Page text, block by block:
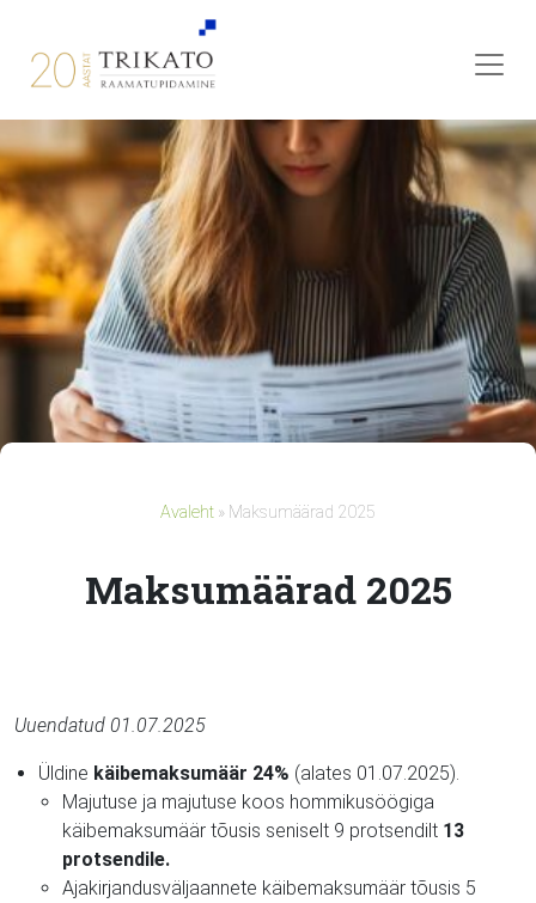
Avaleht » Maksumäärad 2025
Maksumäärad 2025
Uuendatud 01.07.2025
Üldine käibemaksumäär 24% (alates 01.07.2025).
Majutuse ja majutuse koos hommikusöögiga
käibemaksumäär tõusis seniselt 9 protsendilt 13
protsendile.
Ajakirjandusväljaannete käibemaksumäär tõusis 5